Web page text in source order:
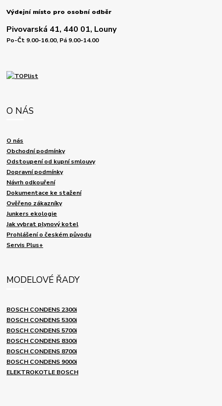
Výdejní místo pro osobní odběr
Pivovarská 41, 440 01, Louny
Po-Čt 9.00-16.00, Pá 9.00-14.00
O NÁS
O nás
Obchodní podmínky
Odstoupení od kupní smlouvy
Dopravní podmínky
Návrh odkouření
Dokumentace ke stažení
Ověřeno zákazníky
Junkers ekologie
Jak vybrat plynový kotel
Prohlášení o českém původu
Servis Plus+
MODELOVÉ ŘADY
BOSCH CONDENS 2300i
BOSCH CONDENS 5300i
BOSCH CONDENS 5700i
BOSCH CONDENS 8300i
BOSCH CONDENS 8700i
BOSCH CONDENS 9000i
ELEKTROKOTLE BOSCH